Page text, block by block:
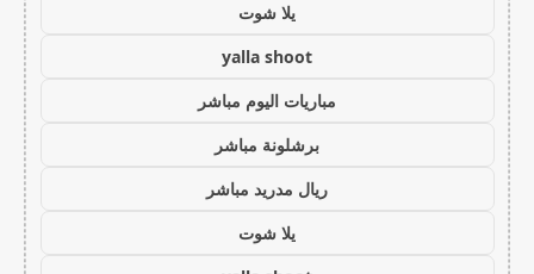
يلا شوت
yalla shoot
مباريات اليوم مباشر
برشلونة مباشر
ريال مدريد مباشر
يلا شوت